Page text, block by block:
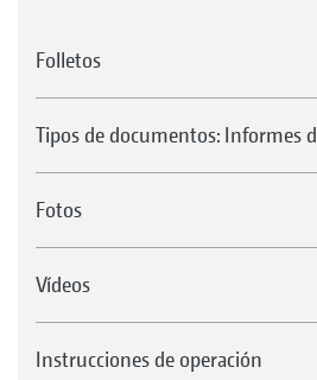
Folletos
Tipos de documentos: Informes
Fotos
Vídeos
Instrucciones de operación